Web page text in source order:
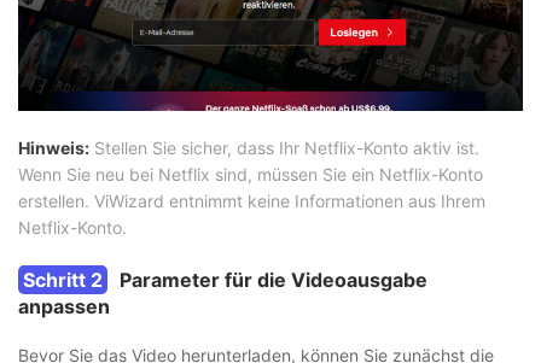
Hinweis: Stellen Sie sicher, dass Ihr Netflix-Konto aktiv ist.
Wenn Sie neu bei Netflix sind, müssen Sie ein Netflix-Konto
erstellen. ViWizard entnimmt keine Informationen aus Ihrem
Netflix-Konto.
Schritt 2
Parameter für die Videoausgabe
anpassen
Bevor Sie das Video herunterladen, können Sie zunächst die